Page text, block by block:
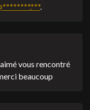
.
vous rencontré
beaucoup